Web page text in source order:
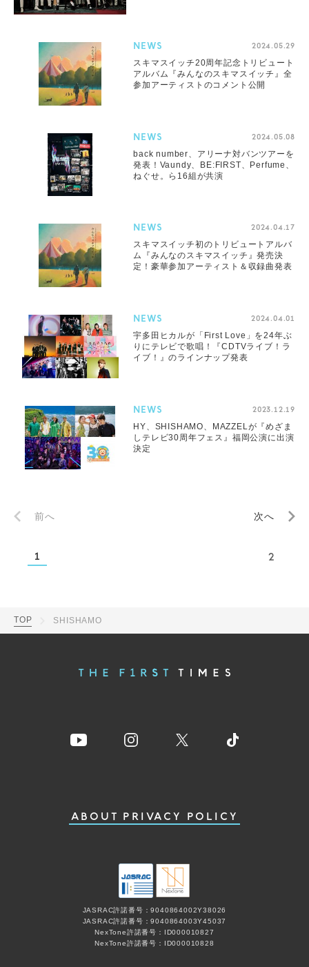
NEWS 2024.05.29
スキマスイッチ20周年記念トリビュート
アルバム『みんなのスキマスイッチ』全
参加アーティストのコメント公開
NEWS 2024.05.08
back number、アリーナ対バンツアーを
発表！Vaundy、BE:FIRST、Perfume、
ねぐせ。ら16組が共演
NEWS 2024.04.17
スキマスイッチ初のトリビュートアルバ
ム『みんなのスキマスイッチ』発売決
定！豪華参加アーティスト＆収録曲発表
NEWS 2024.04.01
宇多田ヒカルが「First Love」を24年ぶ
りにテレビで歌唱！『CDTVライブ！ラ
イブ！』のラインナップ発表
NEWS 2023.12.19
HY、SHISHAMO、MAZZELが『めざま
しテレビ30周年フェス』福岡公演に出演
決定
前へ 次へ
1 2
TOP SHISHAMO
ABOUT PRIVACY POLICY
JASRAC許諾番号：9040864002Y38026
JASRAC許諾番号：9040864003Y45037
NexTone許諾番号：ID000010827
NexTone許諾番号：ID000010828